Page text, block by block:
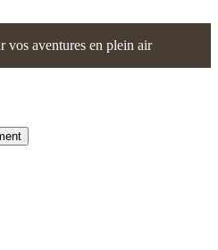
vos aventures en plein air